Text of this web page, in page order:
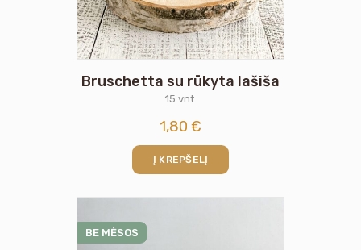
Bruschetta su rūkyta lašiša
15 vnt.
1,80 €
Į KREPŠELĮ
BE MĖSOS